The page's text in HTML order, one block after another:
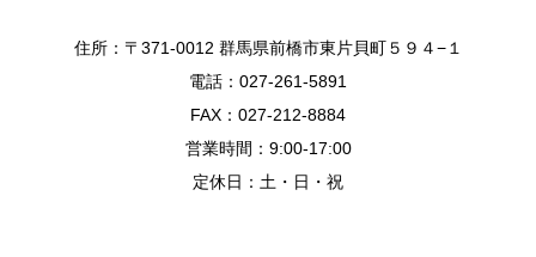
住所：〒371-0012 群馬県前橋市東片貝町５９４−１
電話：027-261-5891
FAX：027-212-8884
営業時間：9:00-17:00
定休日：土・日・祝